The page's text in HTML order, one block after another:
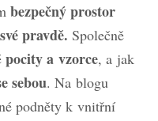
bezpečný prostor
pravdě. Společně
pocity a vzorce, a jak
sebou. Na blogu
podněty k vnitřní